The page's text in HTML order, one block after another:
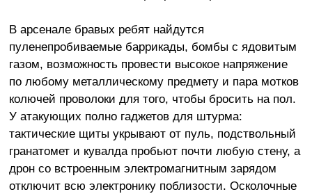
В арсенале бравых ребят найдутся
пуленепробиваемые баррикады, бомбы с ядовитым
газом, возможность провести высокое напряжение
по любому металлическому предмету и пара мотков
колючей проволоки для того, чтобы бросить на пол.
У атакующих полно гаджетов для штурма:
тактические щиты укрывают от пуль, подствольный
гранатомет и кувалда пробьют почти любую стену, а
дрон со встроенным электромагнитным зарядом
отключит всю электронику поблизости. Осколочные